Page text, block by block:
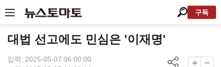
구독
대법 선고에도 민심은 '이재명'
입력: 2025-05-07 06:00:00